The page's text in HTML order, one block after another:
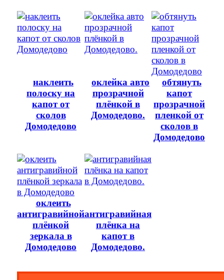
наклеить
полоску на
капот от
сколов
Домодедово
оклейка авто
прозрачной
плёнкой в
Домодедово.
обтянуть
капот
прозрачной
пленкой от
сколов в
Домодедово
оклеить
антигравийной
плёнкой
зеркала в
Домодедово
антигравийная
плёнка на
капот в
Домодедово.